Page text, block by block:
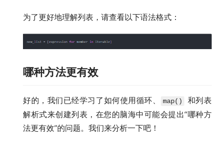
为了更好地理解列表，请查看以下语法格式：
哪种方法更有效
好的，我们已经学习了如何使用循环、 map()
和列表
解析式来创建列表，在您的脑海中可能会提出“哪种方
法更有效”的问题。我们来分析一下吧！